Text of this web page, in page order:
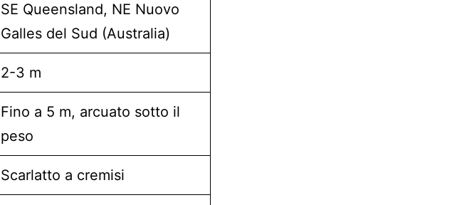
SE Queensland, NE Nuovo
Galles del Sud (Australia)
2-3 m
Fino a 5 m, arcuato sotto il
peso
Scarlatto a cremisi